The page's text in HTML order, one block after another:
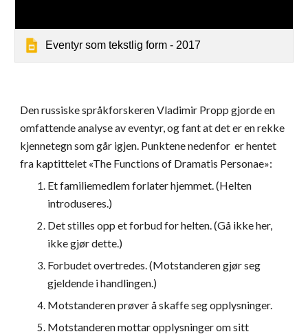
Eventyr som tekstlig form - 2017
Den russiske språkforskeren Vladimir Propp gjorde en
omfattende analyse av eventyr, og fant at det er en rekke
kjennetegn som går igjen. Punktene nedenfor  er hentet
fra kaptittelet «The Functions of Dramatis Personae»:
Et familiemedlem forlater hjemmet. (Helten
introduseres.)
Det stilles opp et forbud for helten. (Gå ikke her,
ikke gjør dette.)
Forbudet overtredes. (Motstanderen gjør seg
gjeldende i handlingen.)
Motstanderen prøver å skaffe seg opplysninger.
Motstanderen mottar opplysninger om sitt